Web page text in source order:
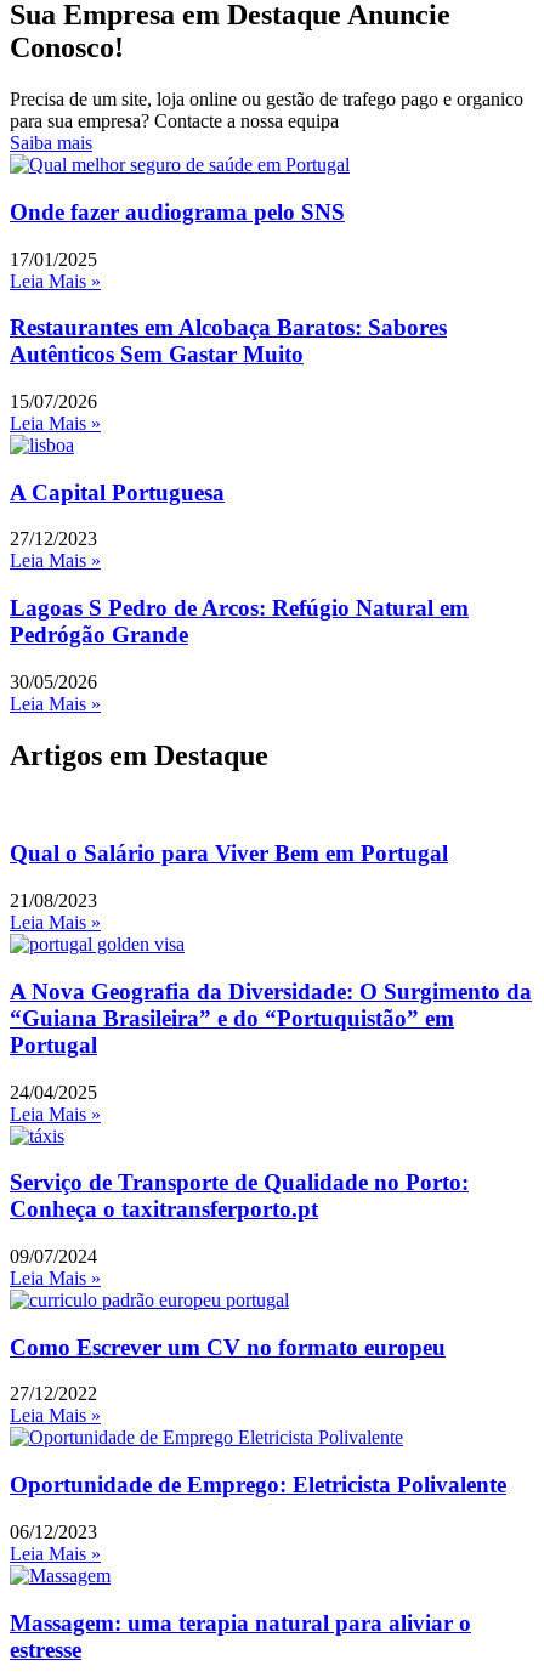
Sua Empresa em Destaque Anuncie
Conosco!
Precisa de um site, loja online ou gestão de trafego pago e organico
para sua empresa? Contacte a nossa equipa
Saiba mais
Onde fazer audiograma pelo SNS
17/01/2025
Leia Mais »
Restaurantes em Alcobaça Baratos: Sabores
Autênticos Sem Gastar Muito
15/07/2026
Leia Mais »
A Capital Portuguesa
27/12/2023
Leia Mais »
Lagoas S Pedro de Arcos: Refúgio Natural em
Pedrógão Grande
30/05/2026
Leia Mais »
Artigos em Destaque
Qual o Salário para Viver Bem em Portugal
21/08/2023
Leia Mais »
A Nova Geografia da Diversidade: O Surgimento da
“Guiana Brasileira” e do “Portuquistão” em
Portugal
24/04/2025
Leia Mais »
Serviço de Transporte de Qualidade no Porto:
Conheça o taxitransferporto.pt
09/07/2024
Leia Mais »
Como Escrever um CV no formato europeu
27/12/2022
Leia Mais »
Oportunidade de Emprego: Eletricista Polivalente
06/12/2023
Leia Mais »
Massagem: uma terapia natural para aliviar o
estresse